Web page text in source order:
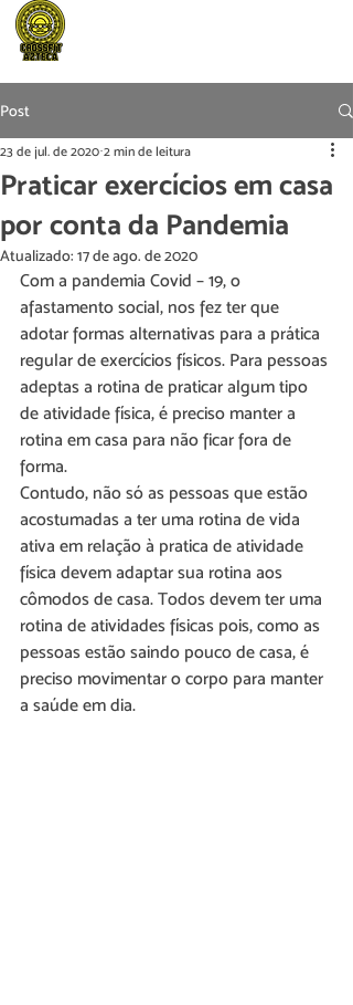
Post
Praticar exercícios em casa
por conta da Pandemia
23 de jul. de 2020 2 min de leitura
Atualizado: 17 de ago. de 2020
Com a pandemia Covid – 19, o
afastamento social, nos fez ter que
adotar formas alternativas para a prática
regular de exercícios físicos. Para pessoas
adeptas a rotina de praticar algum tipo
de atividade física, é preciso manter a
rotina em casa para não ficar fora de
forma.
Contudo, não só as pessoas que estão
acostumadas a ter uma rotina de vida
ativa em relação à pratica de atividade
física devem adaptar sua rotina aos
cômodos de casa. Todos devem ter uma
rotina de atividades físicas pois, como as
pessoas estão saindo pouco de casa, é
preciso movimentar o corpo para manter
a saúde em dia.